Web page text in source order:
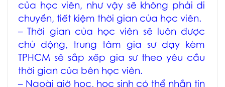
của học viên, như vậy sẽ không phải di
chuyển, tiết kiệm thời gian của học viên.
– Thời gian của học viên sẽ luôn được
chủ động, trung tâm gia sư dạy kèm
TPHCM sẽ sắp xếp gia sư theo yêu cầu
thời gian của bên học viên.
– Ngoài giờ học, học sinh có thể nhắn tin